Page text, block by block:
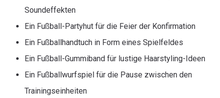
Soundeffekten
Ein Fußball-Partyhut für die Feier der Konfirmation
Ein Fußballhandtuch in Form eines Spielfeldes
Ein Fußball-Gummiband für lustige Haarstyling-Ideen
Ein Fußballwurfspiel für die Pause zwischen den
Trainingseinheiten